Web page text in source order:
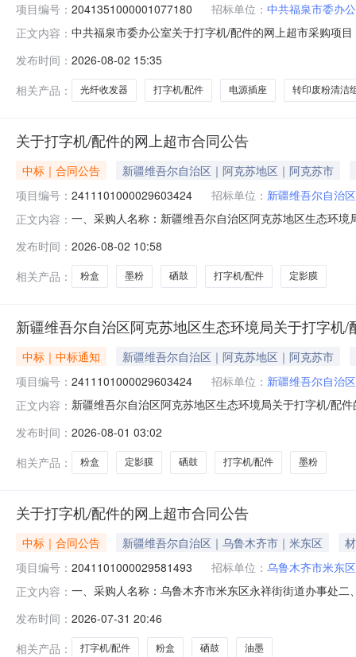
项目编号： 2041351000001077180 招标单位： 中共福泉市委办
正文内容： 中共福泉市委办公室关于打字机/配件的网上超市采购项
政区划编码:522702项目所在行政区划名称:贵州省黔南
发布时间： 2026-08-02 15:35
相关产品：
光纤收发器 打字机/配件 电源插座 转印废粉清洁
关于打字机/配件的网上超市合同公告
中标｜合同公告
新疆维吾尔自治区｜阿克苏地区｜阿克苏市
项目编号： 2411101000029603424 招标单位： 新疆维吾尔自治
正文内容： 一、采购人名称：新疆维吾尔自治区阿克苏地区生态环
机/配件238粉盒夏普/Sharp238CT个1.003503502惠普
发布时间： 2026-08-02 10:58
相关产品：
粉盒 墨粉 硒鼓 打字机/配件 定影膜
新疆维吾尔自治区阿克苏地区生态环境局关于打字机
中标｜中标通知
新疆维吾尔自治区｜阿克苏地区｜阿克苏市
项目编号： 2411101000029603424 招标单位： 新疆维吾尔自治
正文内容： 新疆维吾尔自治区阿克苏地区生态环境局关于打字机/配
文号:采购计划金额（元）:项目所在行政区划编码
发布时间： 2026-08-01 03:02
相关产品：
粉盒 定影膜 硒鼓 打字机/配件 墨粉
关于打字机/配件的网上超市合同公告
中标｜合同公告 新疆维吾尔自治区｜乌鲁木齐市｜米东区
项目编号： 2041101000029581493 招标单位： 乌鲁木齐市米东
正文内容： 一、采购人名称：乌鲁木齐市米东区永祥街街道办事处
纸轮P1108惠普/HP搓纸轮个1.0015152其它油墨柯美
发布时间： 2026-07-31 20:46
相关产品：
打字机/配件 粉盒 硒鼓 油墨